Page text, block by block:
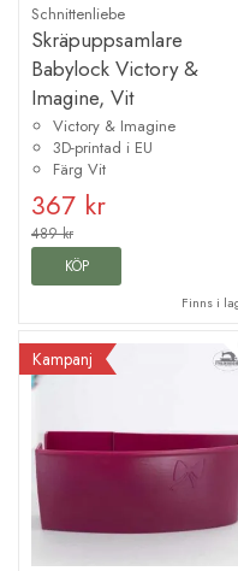
Schnittenliebe
Skräpuppsamlare
Babylock Victory &
Imagine, Vit
Victory & Imagine
3D-printad i EU
Färg Vit
367 kr
489 kr
KÖP
Finns i
Kampanj